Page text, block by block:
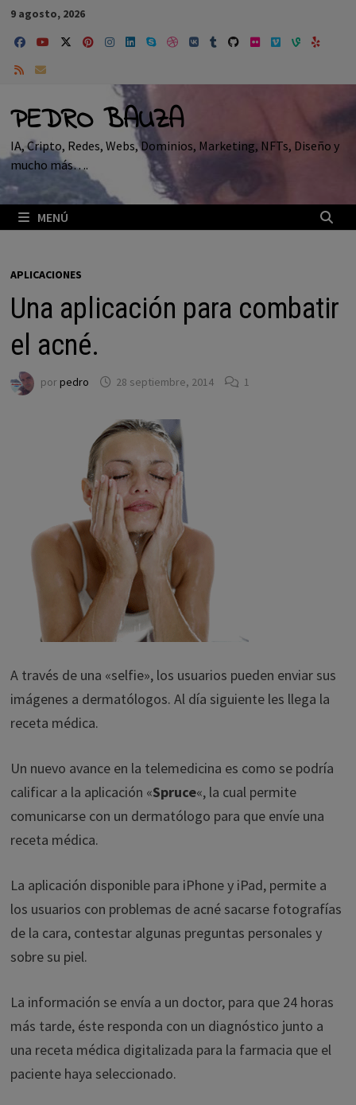
Saltar
contenido
9 agosto, 2026
PEDRO BAUZA
IA, Cripto, Redes, Webs, Dominios, Marketing, NFTs, Diseño y
mucho más….
MENÚ
APLICACIONES
Una aplicación para combatir
el acné.
porpedro 28 septiembre, 2014 1
A través de una «selfie», los usuarios pueden enviar sus
imágenes a dermatólogos. Al día siguiente les llega la
receta médica.
Un nuevo avance en la telemedicina es como se podría
calificar a la aplicación «Spruce«, la cual permite
comunicarse con un dermatólogo para que envíe una
receta médica.
La aplicación disponible para iPhone y iPad, permite a
los usuarios con problemas de acné sacarse fotografías
de la cara, contestar algunas preguntas personales y
sobre su piel.
La información se envía a un doctor, para que 24 horas
más tarde, éste responda con un diagnóstico junto a
una receta médica digitalizada para la farmacia que el
paciente haya seleccionado.